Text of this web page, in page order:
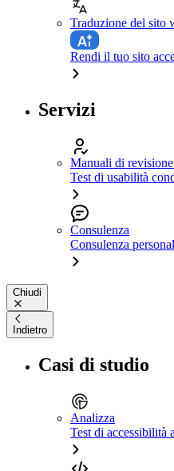
Traduzione del sito
Rendi il tuo sito
Servizi
Manuali di
Test di usabilità
Consulenza
Consulenza
Chiudi
Indietro
Casi di studio
Analizza
Test di accessibilità